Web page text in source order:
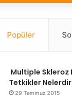
Popüler
Multiple Skleroz
Tetkikler
29 Temmuz 2015